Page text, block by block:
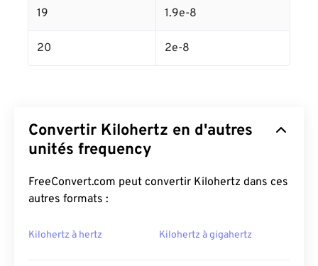
19 1.9e-8
20 2e-8
Convertir Kilohertz en d'autres
unités frequency
FreeConvert.com peut convertir Kilohertz dans ces
autres formats :
Kilohertz à hertz Kilohertz à gigahertz